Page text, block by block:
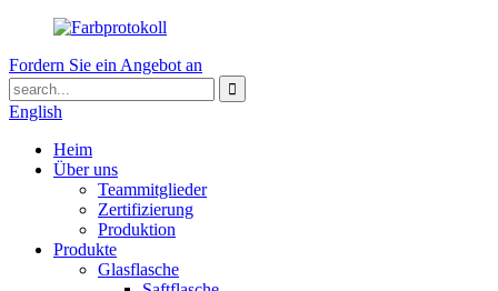
Fordern Sie ein Angebot an
English
Heim
Über uns
Teammitglieder
Zertifizierung
Produktion
Produkte
Glasflasche